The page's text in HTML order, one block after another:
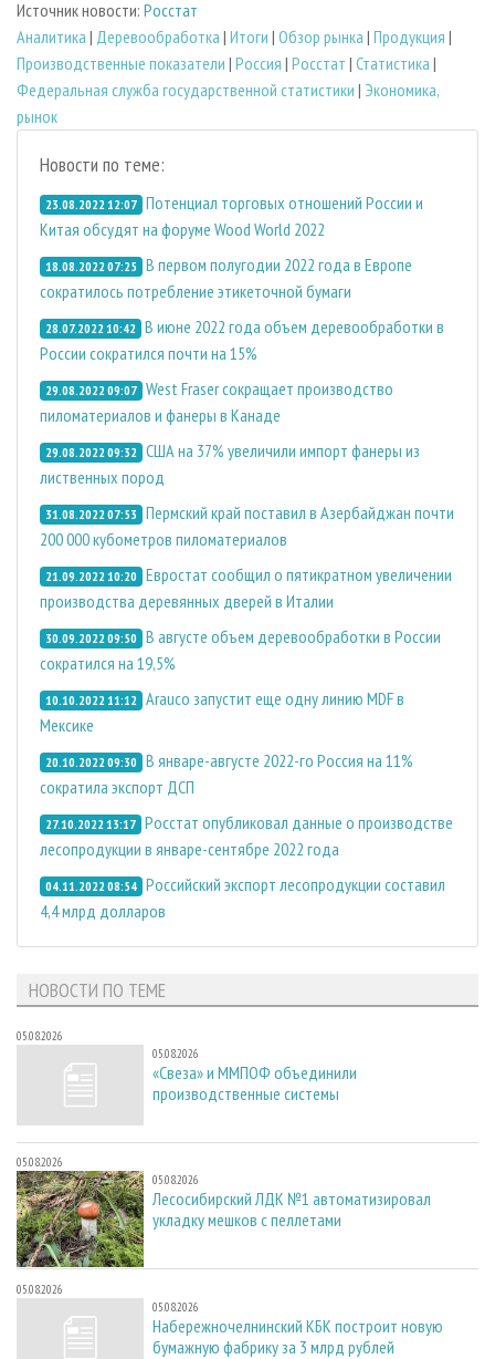
Источник новости: Росстат
Аналитика | Деревообработка | Итоги | Обзор рынка | Продукция |
Производственные показатели | Россия | Росстат | Статистика |
Федеральная служба государственной статистики | Экономика,
рынок
Новости по теме:
23.08.2022 12:07 Потенциал торговых отношений России и
Китая обсудят на форуме Wood World 2022
18.08.2022 07:25 В первом полугодии 2022 года в Европе
сократилось потребление этикеточной бумаги
28.07.2022 10:42 В июне 2022 года объем деревообработки в
России сократился почти на 15%
29.08.2022 09:07 West Fraser сокращает производство
пиломатериалов и фанеры в Канаде
29.08.2022 09:32 США на 37% увеличили импорт фанеры из
лиственных пород
31.08.2022 07:53 Пермский край поставил в Азербайджан почти
200 000 кубометров пиломатериалов
21.09.2022 10:20 Евростат сообщил о пятикратном увеличении
производства деревянных дверей в Италии
30.09.2022 09:50 В августе объем деревообработки в России
сократился на 19,5%
10.10.2022 11:12 Arauco запустит еще одну линию MDF в
Мексике
20.10.2022 09:30 В январе-августе 2022-го Россия на 11%
сократила экспорт ДСП
27.10.2022 13:17 Росстат опубликовал данные о производстве
лесопродукции в январе-сентябре 2022 года
04.11.2022 08:54 Российский экспорт лесопродукции составил
4,4 млрд долларов
НОВОСТИ ПО ТЕМЕ
05.08.2026
05.08.2026
«Свеза» и ММПОФ объединили
производственные системы
05.08.2026
05.08.2026
Лесосибирский ЛДК №1 автоматизировал
укладку мешков с пеллетами
05.08.2026
05.08.2026
Набережночелнинский КБК построит новую
бумажную фабрику за 3 млрд рублей